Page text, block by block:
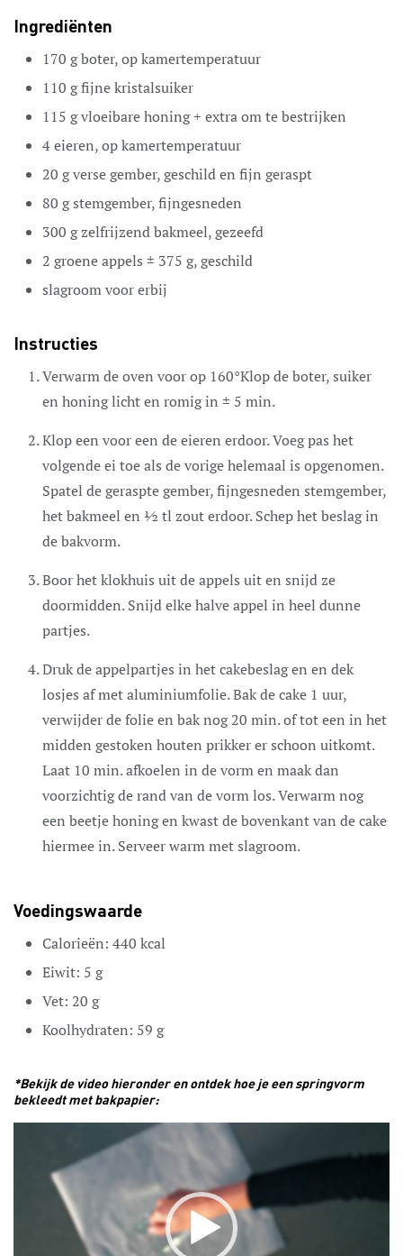
Ingrediënten
170 gboter,op kamertemperatuur
110 gfijne kristalsuiker
115 gvloeibare honing + extra om te bestrijken
4eieren,op kamertemperatuur
20 gverse gember,geschild en fijn geraspt
80 gstemgember,fijngesneden
300 gzelfrijzend bakmeel,gezeefd
2 groene appels ± 375 g, geschild
slagroom voor erbij
Instructies
Verwarm de oven voor op 160°Klop de boter, suiker
en honing licht en romig in ± 5 min.
Klop een voor een de eieren erdoor. Voeg pas het
volgende ei toe als de vorige helemaal is opgenomen.
Spatel de geraspte gember, fijngesneden stemgember,
het bakmeel en ½ tl zout erdoor. Schep het beslag in
de bakvorm.
Boor het klokhuis uit de appels uit en snijd ze
doormidden. Snijd elke halve appel in heel dunne
partjes.
Druk de appelpartjes in het cakebeslag en en dek
losjes af met aluminiumfolie. Bak de cake 1 uur,
verwijder de folie en bak nog 20 min. of tot een in het
midden gestoken houten prikker er schoon uitkomt.
Laat 10 min. afkoelen in de vorm en maak dan
voorzichtig de rand van de vorm los. Verwarm nog
een beetje honing en kwast de bovenkant van de cake
hiermee in. Serveer warm met slagroom.
Voedingswaarde
Calorieën: 440 kcal
Eiwit: 5 g
Vet: 20 g
Koolhydraten: 59 g
*Bekijk de video hieronder en ontdek hoe je een springvorm
bekleedt met bakpapier: